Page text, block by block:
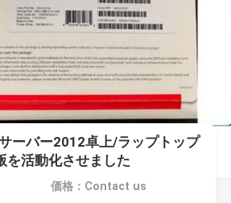
ーバー2012卓上/ラップトップ
を活動化させました
価格：Contact us